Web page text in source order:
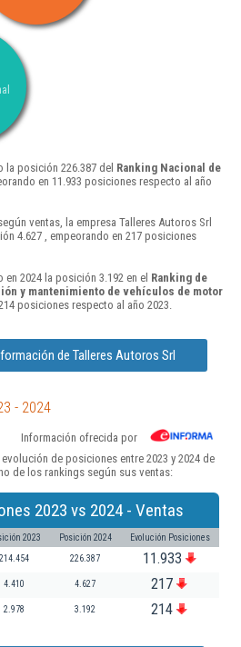
posición 226.387 del Ranking Nacional de
en 11.933 posiciones respecto al año
ventas, la empresa Talleres Autoros Srl
4.627 , empeorando en 217 posiciones
2024 la posición 3.192 en el Ranking de
y mantenimiento de vehículos de motor
posiciones respecto al año 2023.
de Talleres Autoros Srl
- 2024
Información ofrecida por
de posiciones entre 2023 y 2024 de
de los rankings según sus ventas:
2023 vs 2024 - Ventas
2023 Posición 2024 Evolución Posiciones
214.454 226.387 11.933
4.410 4.627 217
2.978 3.192 214